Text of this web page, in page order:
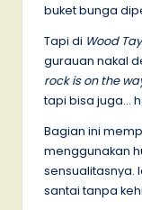
buket bunga
Tapi di Wood
gurauan nakal
rock is on the
tapi bisa juga…
Bagian ini
menggunakan
sensualitasnya.
santai tanpa